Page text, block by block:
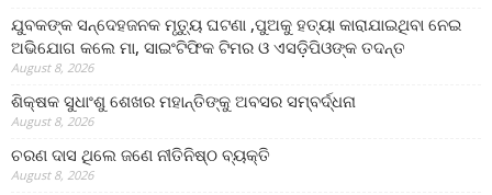
ଯୁବକଙ୍କ ସନ୍ଦେହଜନକ ମୃତ୍ୟୁ ଘଟଣା ,ପୁଅକୁ ହତ୍ୟା କାରାଯାଇଥିବା ନେଇ
ଅଭିଯୋଗ କଲେ ମା, ସାଇଂଟିଫିକ ଟିମର ଓ ଏସଡ଼ିପିଓଙ୍କ ତଦନ୍ତ
August 8, 2026
ଶିକ୍ଷକ ସୁଧାଂଶୁ ଶେଖର ମହାନ୍ତିଙ୍କୁ ଅବସର ସମ୍ବର୍ଦ୍ଧନା
August 8, 2026
ଚରଣ ଦାସ ଥିଲେ ଜଣେ ନୀତିନିଷ୍ଠ ବ୍ୟକ୍ତି
August 8, 2026